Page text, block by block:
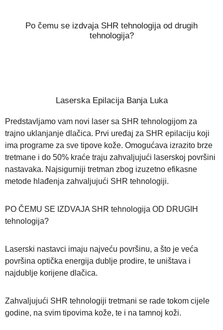
Po čemu se izdvaja SHR tehnologija od drugih
tehnologija?
Laserska Epilacija Banja Luka
Predstavljamo vam novi laser sa SHR tehnologijom za
trajno uklanjanje dlačica. Prvi uređaj za SHR epilaciju koji
ima programe za sve tipove kože. Omogućava izrazito brze
tretmane i do 50% kraće traju zahvaljujući laserskoj površini
nastavaka. Najsigurniji tretman zbog izuzetno efikasne
metode hlađenja zahvaljujući SHR tehnologiji.
PO ČEMU SE IZDVAJA SHR tehnologija OD DRUGIH
tehnologija?
Laserski nastavci imaju najveću površinu, a što je veća
površina optička energija dublje prodire, te uništava i
najdublje korijene dlačica.
Zahvaljujući SHR tehnologiji tretmani se rade tokom cijele
godine, na svim tipovima kože, te i na tamnoj koži.